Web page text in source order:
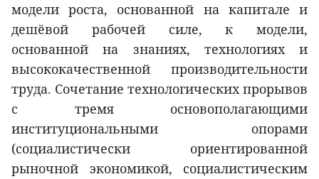
модели роста, основанной на капитале и
дешёвой рабочей силе, к модели,
основанной на знаниях, технологиях и
высококачественной производительности
труда. Сочетание технологических прорывов
с тремя основополагающими
институциональными опорами
(социалистически ориентированной
рыночной экономикой, социалистическим